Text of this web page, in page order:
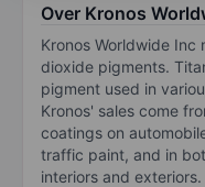
Over Kronos
Kronos Worldwide Inc
dioxide pigments.
pigment used in
Kronos' sales come
coatings on
traffic paint, and in
interiors and